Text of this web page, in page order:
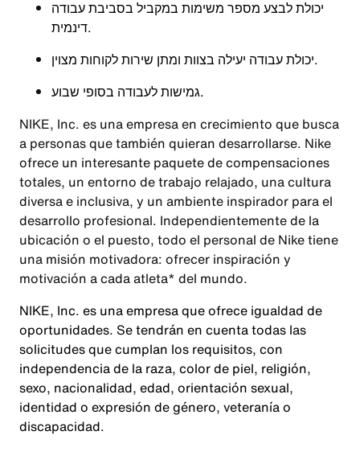
יכולת לבצע מספר משימות במקביל בסביבת עבודה
דינמית.
יכולת עבודה יעילה בצוות ומתן שירות לקוחות מצוין.
גמישות לעבודה בסופי שבוע.
NIKE, Inc. es una empresa en crecimiento que busca
a personas que también quieran desarrollarse. Nike
ofrece un interesante paquete de compensaciones
totales, un entorno de trabajo relajado, una cultura
diversa e inclusiva, y un ambiente inspirador para el
desarrollo profesional. Independientemente de la
ubicación o el puesto, todo el personal de Nike tiene
una misión motivadora: ofrecer inspiración y
motivación a cada atleta* del mundo.
NIKE, Inc. es una empresa que ofrece igualdad de
oportunidades. Se tendrán en cuenta todas las
solicitudes que cumplan los requisitos, con
independencia de la raza, color de piel, religión,
sexo, nacionalidad, edad, orientación sexual,
identidad o expresión de género, veteranía o
discapacidad.